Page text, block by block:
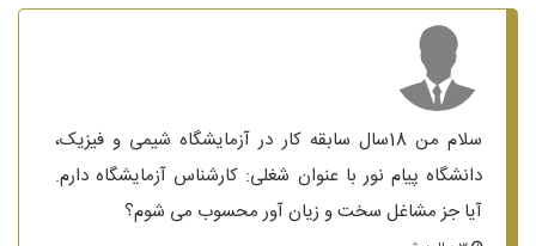
سلام من 18سال سابقه کار در آزمایشگاه شیمی و فیزیک،
دانشگاه پیام نور با عنوان شغلی: کارشناس آزمایشگاه دارم.
آیا جز مشاغل سخت و زیان آور محسوب می شوم؟